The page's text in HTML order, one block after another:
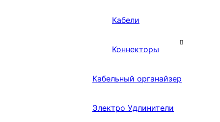
Кабели
Коннекторы
Кабельный органайзер
Электро Удлинители